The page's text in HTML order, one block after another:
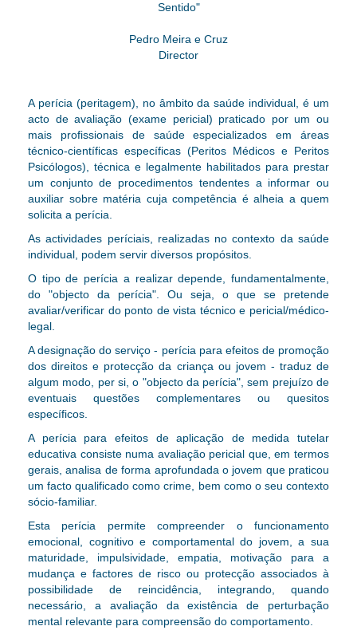
Sentido"
Pedro Meira e Cruz
Director
A perícia (peritagem), no âmbito da saúde individual, é um
acto de avaliação (exame pericial) praticado por um ou
mais profissionais de saúde especializados em áreas
técnico-científicas específicas (Peritos Médicos e Peritos
Psicólogos), técnica e legalmente habilitados para prestar
um conjunto de procedimentos tendentes a informar ou
auxiliar sobre matéria cuja competência é alheia a quem
solicita a perícia.
As actividades períciais, realizadas no contexto da saúde
individual, podem servir diversos propósitos.
O tipo de perícia a realizar depende, fundamentalmente,
do "objecto da perícia". Ou seja, o que se pretende
avaliar/verificar do ponto de vista técnico e pericial/médico-
legal.
A designação do serviço - perícia para efeitos de promoção
dos direitos e protecção da criança ou jovem - traduz de
algum modo, per si, o "objecto da perícia" , sem prejuízo de
eventuais questões complementares ou quesitos
específicos
A perícia para efeitos de aplicação de medida tutelar
educativa consiste numa avaliação pericial que, em termos
gerais, analisa de forma aprofundada o jovem que praticou
um facto qualificado como crime, bem como o seu contexto
sócio-familiar.
Esta perícia permite compreender o funcionamento
emocional, cognitivo e comportamental do jovem, a sua
maturidade, impulsividade, empatia, motivação para a
mudança e factores de risco ou protecção associados à
possibilidade de reincidência, integrando, quando
necessário, a avaliação da existência de perturbação
mental relevante para compreensão do comportamento.